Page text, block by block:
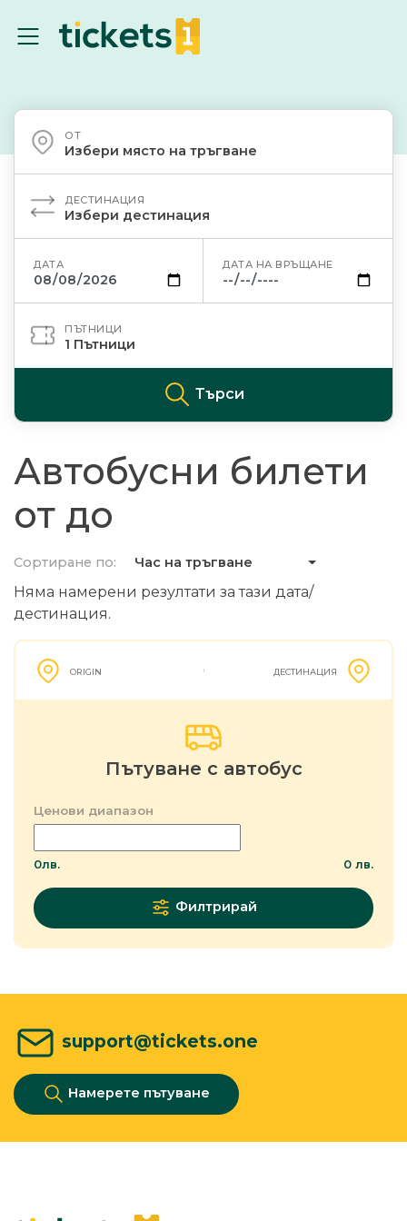
ОТ
Избери място на тръгване
ДЕСТИНАЦИЯ
Избери дестинация
ДАТА ДАТА НА ВРЪЩАНЕ
ПЪТНИЦИ
1 Пътници
Търси
Автобусни билети
от до
Сортиране по: Час на тръгване
Няма намерени резултати за тази дата/
дестинация.
ORIGIN ДЕСТИНАЦИЯ
Пътуване с автобус
Ценови диапазон
0лв. 0 лв.
Филтрирай
support@tickets.one
Намерете пътуване